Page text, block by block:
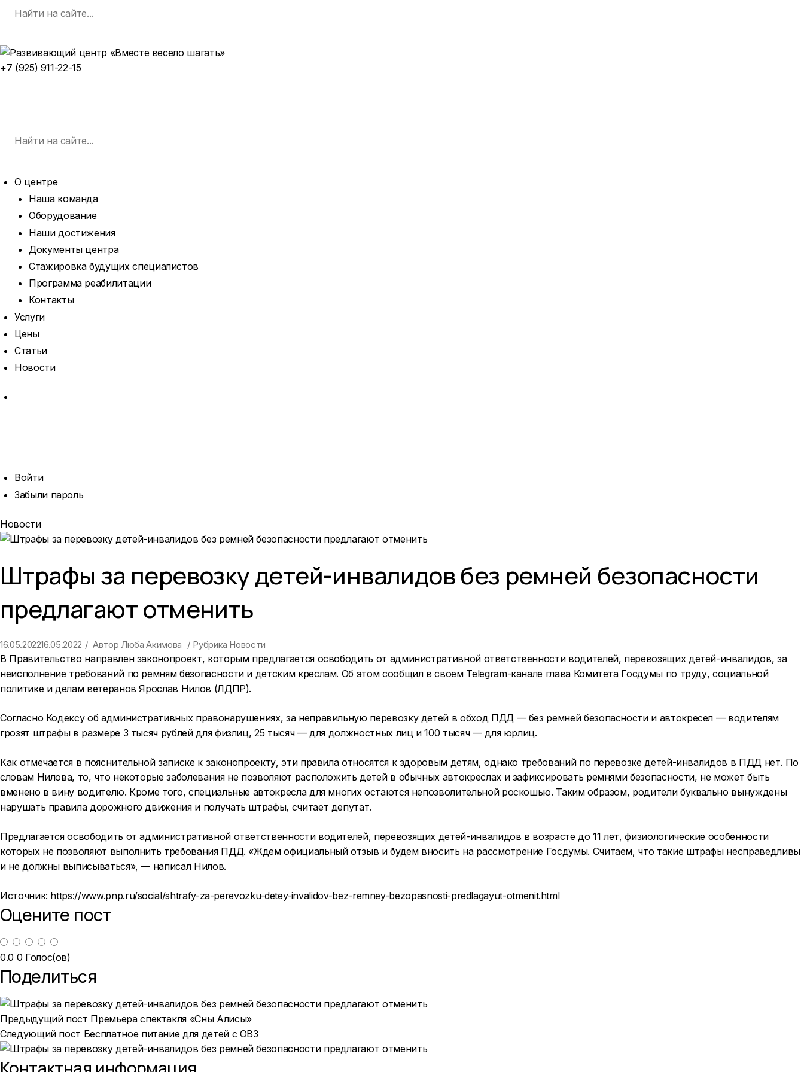
Skip
+7 (925) 911-22-15
О центре
Наша команда
Оборудование
Наши достижения
Документы центра
Стажировка будущих специалистов
Программа реабилитации
Контакты
Услуги
Цены
Статьи
Новости
Войти
Забыли пароль
Новости
Штрафы за перевозку детей-инвалидов без ремней безопасности
предлагают отменить
16.05.202216.05.2022 Автор Люба Акимова Рубрика Новости
В Правительство направлен законопроект, которым предлагается освободить от административной ответственности водителей, перевозящих детей-инвалидов, за
неисполнение требований по ремням безопасности и детским креслам. Об этом сообщил в своем Telegram-канале глава Комитета Госдумы по труду, социальной
политике и делам ветеранов Ярослав Нилов (ЛДПР).
Согласно Кодексу об административных правонарушениях, за неправильную перевозку детей в обход ПДД — без ремней безопасности и автокресел — водителям
грозят штрафы в размере 3 тысяч рублей для физлиц, 25 тысяч — для должностных лиц и 100 тысяч — для юрлиц.
Как отмечается в пояснительной записке к законопроекту, эти правила относятся к здоровым детям, однако требований по перевозке детей-инвалидов в ПДД нет. По
словам Нилова, то, что некоторые заболевания не позволяют расположить детей в обычных автокреслах и зафиксировать ремнями безопасности, не может быть
вменено в вину водителю. Кроме того, специальные автокресла для многих остаются непозволительной роскошью. Таким образом, родители буквально вынуждены
нарушать правила дорожного движения и получать штрафы, считает депутат.
Предлагается освободить от административной ответственности водителей, перевозящих детей-инвалидов в возрасте до 11 лет, физиологические особенности
которых не позволяют выполнить требования ПДД. «Ждем официальный отзыв и будем вносить на рассмотрение Госдумы. Считаем, что такие штрафы несправедливы
и не должны выписываться», — написал Нилов.
Источник: https://www.pnp.ru/social/shtrafy-za-perevozku-detey-invalidov-bez-remney-bezopasnosti-predlagayut-otmenit.html
Оцените пост
0.0 0 Голос(ов)
Поделиться
Предыдущий пост Премьера спектакля «Сны Алисы»
Следующий пост Бесплатное питание для детей с ОВЗ